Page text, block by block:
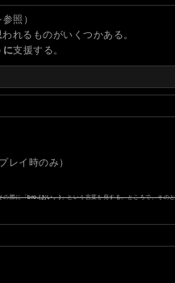
照）
れるものがいくつかある。
に支援する。
レイ時のみ）
の際に「bro.(おい。)」という言葉を発する。ところで、その